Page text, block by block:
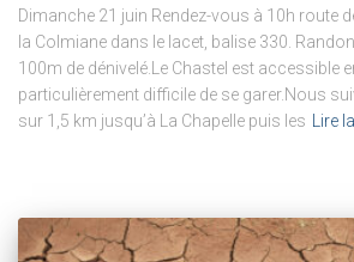
Dimanche 21 juin Rendez-vous à 10h route
la Colmiane dans le lacet, balise 330.
100m de dénivelé.Le Chastel est accessible
particulièrement difficile de se garer.Nous
sur 1,5 km jusqu’à La Chapelle puis les Lire